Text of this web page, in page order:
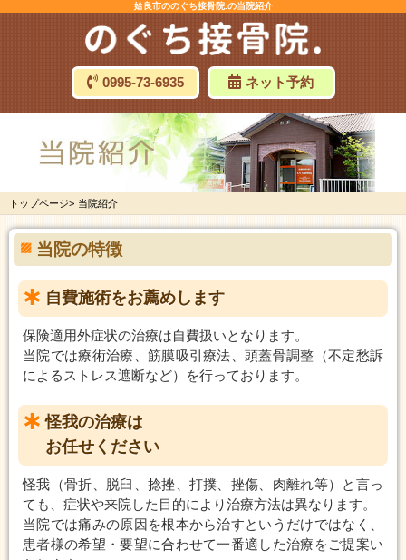
姶良市ののぐち接骨院.の当院紹介
0995-73-6935 ネット予約
トップページ> 当院紹介
当院の特徴
自費施術をお薦めします
保険適用外症状の治療は自費扱いとなります。
当院では療術治療、筋膜吸引療法、頭蓋骨調整（不定愁訴
によるストレス遮断など）を行っております。
怪我の治療は
お任せください
怪我（骨折、脱臼、捻挫、打撲、挫傷、肉離れ等）と言っ
ても、症状や来院した目的により治療方法は異なります。
当院では痛みの原因を根本から治すというだけではなく、
患者様の希望・要望に合わせて一番適した治療をご提案い